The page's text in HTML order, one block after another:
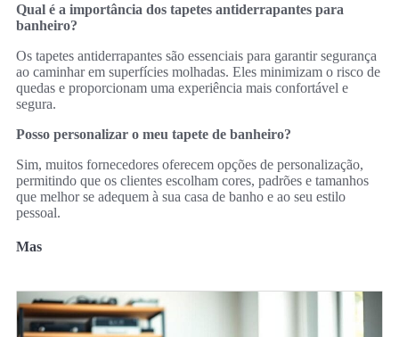
Qual é a importância dos tapetes antiderrapantes para
banheiro?
Os tapetes antiderrapantes são essenciais para garantir segurança
ao caminhar em superfícies molhadas. Eles minimizam o risco de
quedas e proporcionam uma experiência mais confortável e
segura.
Posso personalizar o meu tapete de banheiro?
Sim, muitos fornecedores oferecem opções de personalização,
permitindo que os clientes escolham cores, padrões e tamanhos
que melhor se adequem à sua casa de banho e ao seu estilo
pessoal.
Mas